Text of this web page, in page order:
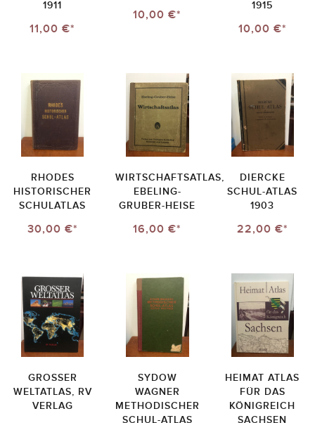
1911
11,00 €*
10,00 €*
1915
10,00 €*
RHODES
HISTORISCHER
SCHULATLAS
30,00 €*
WIRTSCHAFTSATLAS,
EBELING-
GRUBER-HEISE
16,00 €*
DIERCKE
SCHUL-ATLAS
1903
22,00 €*
GROSSER
WELTATLAS, RV
VERLAG
SYDOW
WAGNER
METHODISCHER
SCHUL-ATLAS
HEIMAT ATLAS
FÜR DAS
KÖNIGREICH
SACHSEN